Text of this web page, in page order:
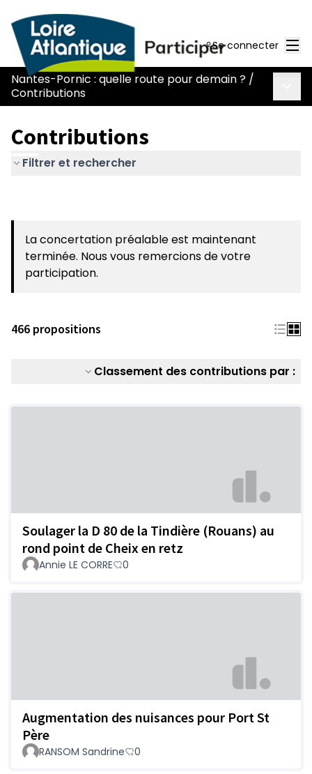
Se connecter
Nantes-Pornic : quelle route pour demain ? /
Contributions
Contributions
Filtrer et rechercher
La concertation préalable est maintenant
terminée. Nous vous remercions de votre
participation.
466 propositions
Classement des contributions par :
Soulager la D 80 de la Tindière (Rouans) au
rond point de Cheix en retz
Annie LE CORRE 0
Augmentation des nuisances pour Port St
Père
RANSOM Sandrine 0